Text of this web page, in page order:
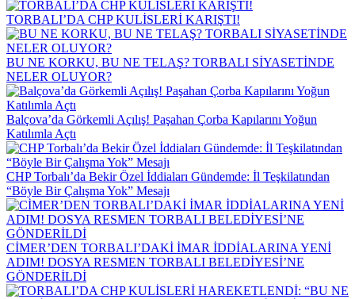
TORBALI’DA CHP KULİSLERİ KARIŞTI!
BU NE KORKU, BU NE TELAŞ? TORBALI SİYASETİNDE
NELER OLUYOR?
Balçova’da Görkemli Açılış! Paşahan Çorba Kapılarını Yoğun
Katılımla Açtı
CHP Torbalı’da Bekir Özel İddiaları Gündemde: İl Teşkilatından
“Böyle Bir Çalışma Yok” Mesajı
CİMER’DEN TORBALI’DAKİ İMAR İDDİALARINA YENİ
ADIM! DOSYA RESMEN TORBALI BELEDİYESİ’NE
GÖNDERİLDİ